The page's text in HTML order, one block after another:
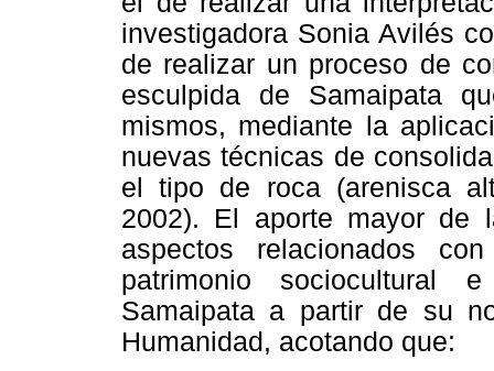
investigadora Sonia Avilés
de realizar un proceso de
esculpida de Samaipata
mismos, mediante la
nuevas técnicas de
el tipo de roca (arenisca
2002). El aporte mayor de
aspectos relacionados
patrimonio sociocultural
Samaipata a partir de su
Humanidad, acotando que: